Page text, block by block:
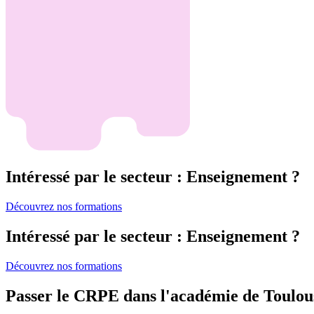
Intéressé par le secteur : Enseignement ?
Découvrez nos formations
Intéressé par le secteur : Enseignement ?
Découvrez nos formations
Passer le CRPE dans l'académie de